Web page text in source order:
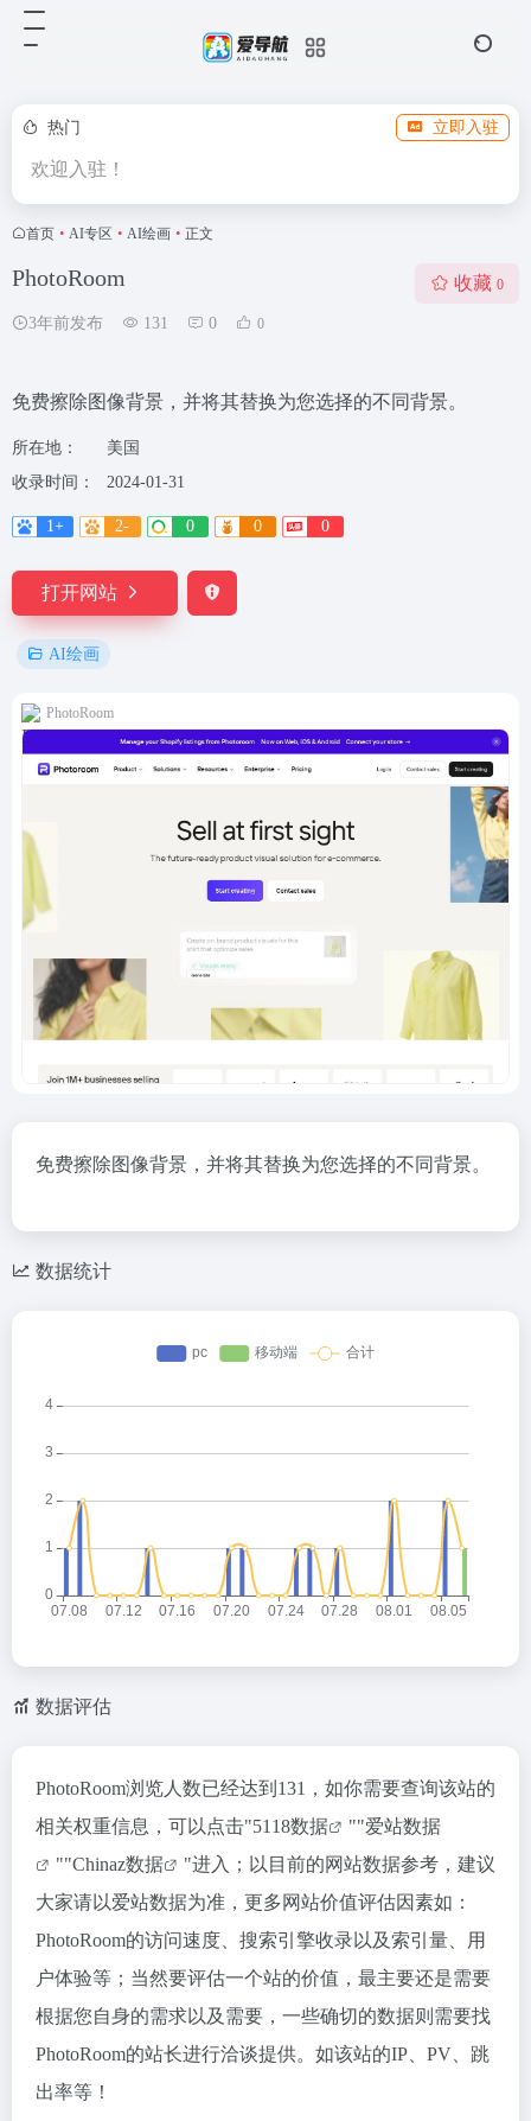
热门 立即入驻
欢迎入驻！
首页 • AI专区 • AI绘画 • 正文
PhotoRoom
3年前发布 131 0 0
收藏 0
免费擦除图像背景，并将其替换为您选择的不同背景。
所在地：
美国
收录时间：
2024-01-31
1+ 2- 0 0 0
打开网站
AI绘画
PhotoRoom
免费擦除图像背景，并将其替换为您选择的不同背景。
数据统计
数据评估
PhotoRoom浏览人数已经达到131，如你需要查询该站的
相关权重信息，可以点击"5118数据 ""爱站数据
""Chinaz数据
"进入；以目前的网站数据参考，建议
大家请以爱站数据为准，更多网站价值评估因素如：
PhotoRoom的访问速度、搜索引擎收录以及索引量、用
户体验等；当然要评估一个站的价值，最主要还是需要
根据您自身的需求以及需要，一些确切的数据则需要找
PhotoRoom的站长进行洽谈提供。如该站的IP、PV、跳
出率等！